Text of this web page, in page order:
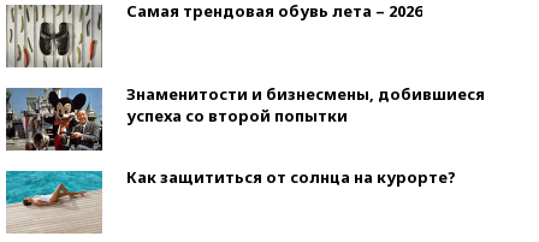
Самая трендовая обувь лета – 2026
Знаменитости и бизнесмены, добившиеся
успеха со второй попытки
Как защититься от солнца на курорте?